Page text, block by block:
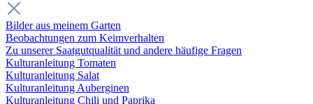
Bilder aus meinem Garten
Beobachtungen zum Keimverhalten
Zu unserer Saatgutqualität und andere häufige Fragen
Kulturanleitung Tomaten
Kulturanleitung Salat
Kulturanleitung Auberginen
Kulturanleitung Chili und Paprika